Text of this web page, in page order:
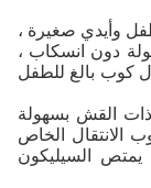
وأيدي صغيرة ،
دون انسكاب ،
كوب بالغ للطفل
القش بسهولة
الانتقال الخاص
السيليكون